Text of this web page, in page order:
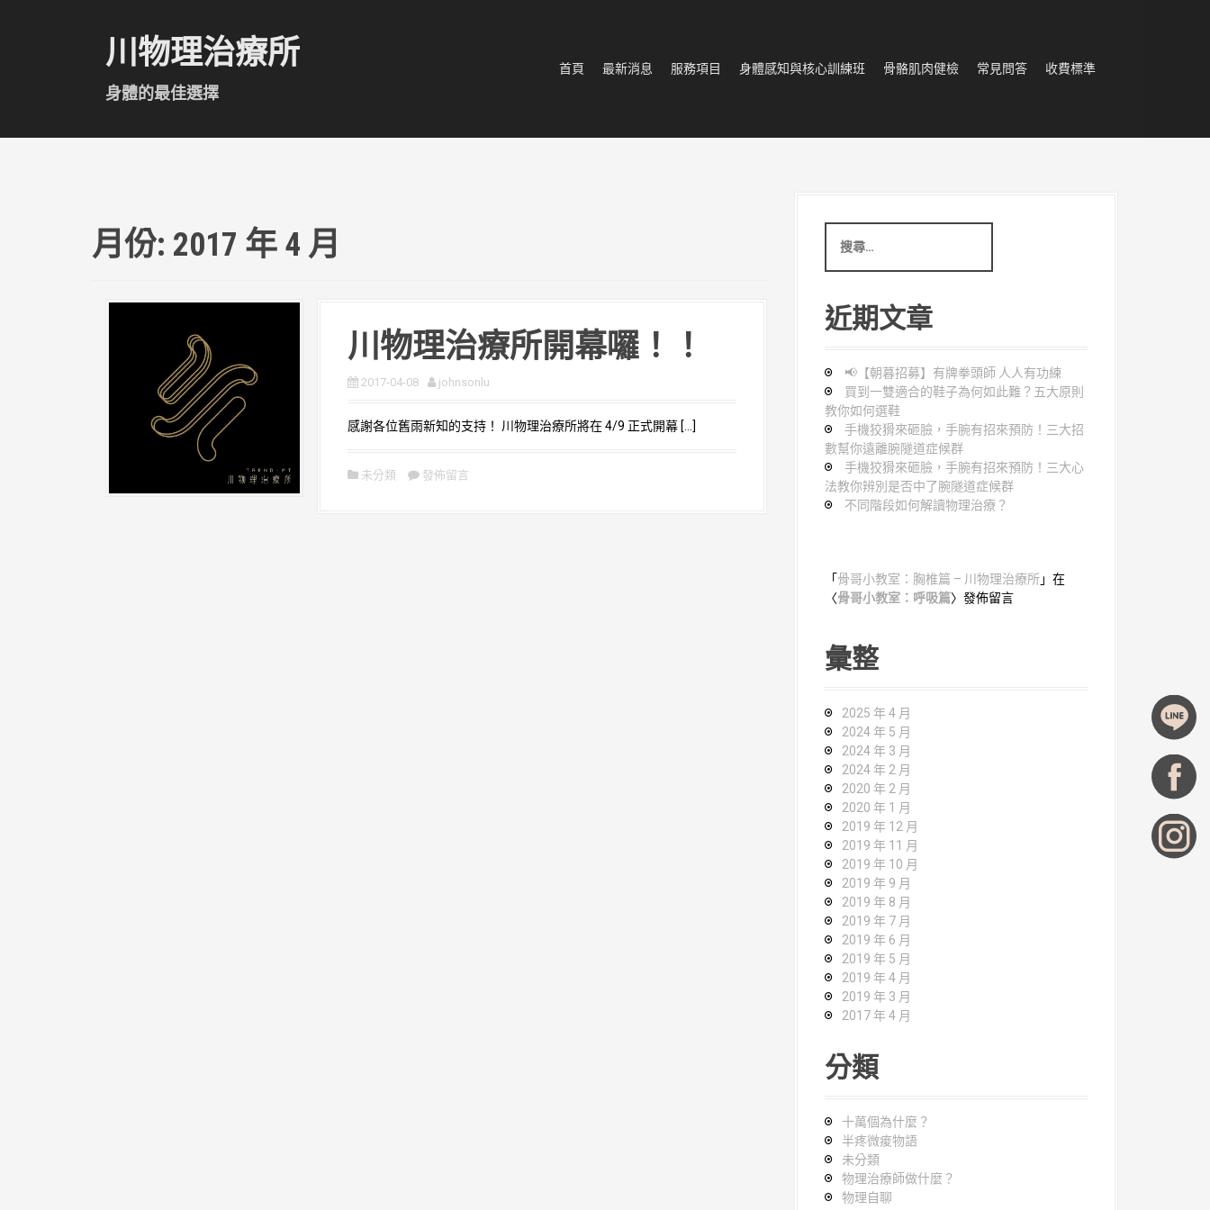
川物理治療所
身體的最佳選擇
首頁 最新消息 服務項目 身體感知與核心訓練班 骨骼肌肉健檢 常見問答 收費標準
月份: 2017 年 4 月
川物理治療所開幕囉！！
2017-04-08 johnsonlu
感謝各位舊雨新知的支持！ 川物理治療所將在 4/9 正式開幕 […]
未分類 發佈留言
:
近期文章
📢【朝暮招募】有牌拳頭師 人人有功練
買到一雙適合的鞋子為何如此難？五大原則
教你如何選鞋
手機狡猾來砸臉，手腕有招來預防！三大招
數幫你遠離腕隧道症候群
手機狡猾來砸臉，手腕有招來預防！三大心
法教你辨別是否中了腕隧道症候群
不同階段如何解讀物理治療？
「 骨哥小教室：胸椎篇 – 川物理治療所」在
〈骨哥小教室：呼吸篇〉發佈留言
彙整
2025 年 4 月
2024 年 5 月
2024 年 3 月
2024 年 2 月
2020 年 2 月
2020 年 1 月
2019 年 12 月
2019 年 11 月
2019 年 10 月
2019 年 9 月
2019 年 8 月
2019 年 7 月
2019 年 6 月
2019 年 5 月
2019 年 4 月
2019 年 3 月
2017 年 4 月
分類
十萬個為什麼？
半疼微痠物語
未分類
物理治療師做什麼？
物理自聊